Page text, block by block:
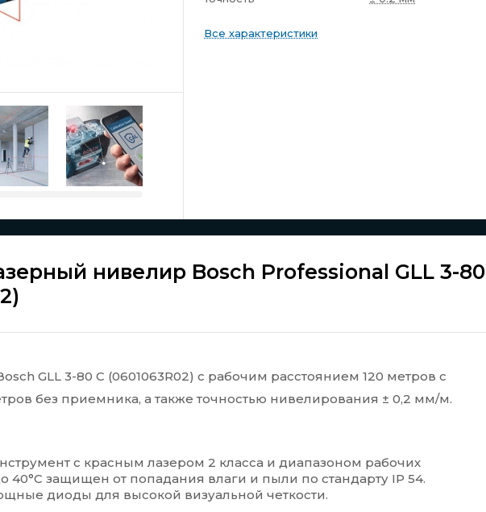
Все характеристики
нивелир Bosch Professional GLL 3-80
GLL 3-80 C (0601063R02) с рабочим расстоянием 120 метров с
без приемника, а также точностью нивелирования ± 0,2 мм/м.
с красным лазером 2 класса и диапазоном рабочих
40°C защищен от попадания влаги и пыли по стандарту IP 54.
диоды для высокой визуальной четкости.